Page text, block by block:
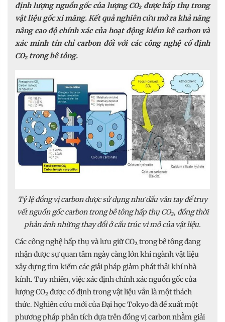
định lượng nguồn gốc của lượng CO₂ được hấp thụ trong
vật liệu gốc xi măng. Kết quả nghiên cứu mở ra khả năng
nâng cao độ chính xác của hoạt động kiểm kê carbon và
xác minh tín chỉ carbon đối với các công nghệ cố định
CO₂ trong bê tông.
Tỷ lệ đồng vị carbon được sử dụng như dấu vân tay để truy
vết nguồn gốc carbon trong bê tông hấp thụ CO₂, đồng thời
phản ánh những thay đổi ở cấu trúc vi mô của vật liệu.
Các công nghệ hấp thụ và lưu giữ CO₂ trong bê tông đang
nhận được sự quan tâm ngày càng lớn khi ngành vật liệu
xây dựng tìm kiếm các giải pháp giảm phát thải khí nhà
kính. Tuy nhiên, việc xác định chính xác nguồn gốc của
lượng CO₂ được cố định trong vật liệu vẫn là một thách
thức. Nghiên cứu mới của Đại học Tokyo đã đề xuất một
phương pháp phân tích dựa trên đồng vị carbon nhằm giải